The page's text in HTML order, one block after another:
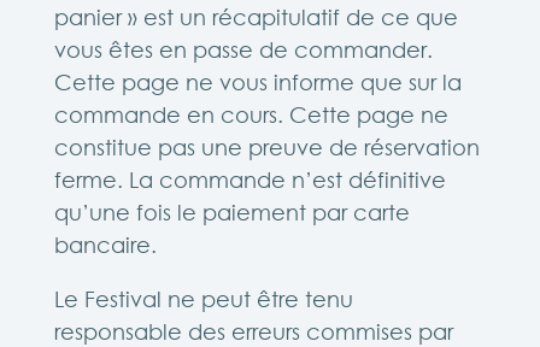
panier » est un récapitulatif de ce que
vous êtes en passe de commander.
Cette page ne vous informe que sur la
commande en cours. Cette page ne
constitue pas une preuve de réservation
ferme. La commande n’est définitive
qu’une fois le paiement par carte
bancaire.
Le Festival ne peut être tenu
responsable des erreurs commises par